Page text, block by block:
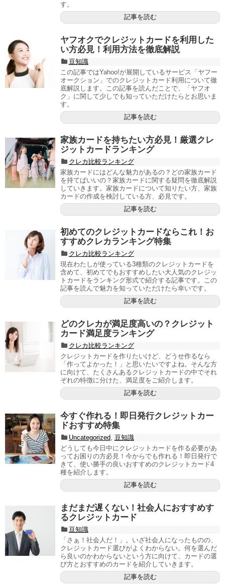
す。
記事を読む
ヤフオクでクレジットカードを利用した
い方必見！利用方法を徹底解説
豆知識
この記事ではYahoo!が展開しているサービス「ヤフー
オークション」でのクレジットカード利用について徹
底解説します。この記事を読んだことで、「ヤフオ
ク」に関して少しでも知っていただけたらとお思いま
す。
記事を読む
家族カードを持ちたい方必見！厳選クレ
ジットカードランキング
クレカ比較ランキング
家族カードにはどんな魅力があるの？どの家族カード
を持てばいいの？家族カードに関する疑問を徹底解説
していきます。家族カードについて知りたい方、家族
カードの作成を検討している方、必見です。
記事を読む
初めてのクレジットカードならこれ！お
すすめクレカランキング特集
クレカ比較ランキング
現在わたしが使っている3種類のクレジットカードを
含めて、初めてでもおすすめしたい大人気のクレジッ
トカードをランキング形式で紹介する記事です。この
記事を読んで魅力を知っていただけたら幸いです。
記事を読む
どのクレカが満足度高いの？クレジット
カード満足度ランキング
クレカ比較ランキング
クレジットカードを作りたいけど、どうせ作るなら
「作ってよかった！」と思いたいですよね。そんな方
に向けて、たくさんあるクレジットカードの中でそれ
ぞれの特徴に分けた、満足度をご紹介します。
記事を読む
今すぐ作れる！即日発行クレジットカー
ドおすすめ特集
Uncategorized, 豆知識
どうしても今日中にクレジットカードを作る必要があ
ってお困りの方必見！今からでも作れる！即日発行で
きて、使い勝手の良いおすすめのクレジットカード4
種を紹介します。
記事を読む
まだまだ遅くない！社会人におすすめす
るクレジットカード
豆知識
「さぁ！社会人だ！」。いざ社会人になったものの、
クレジットカード選びがよくわからない。何を選んだ
ら良いのかわからないという方に向けて、カードの選
び方とおすすめのカードを紹介していきます。
記事を読む